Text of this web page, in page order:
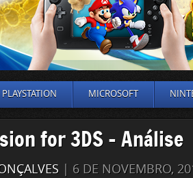
PLAYSTATION MICROSOFT
for 3DS – Análise
| 6 DE NOVEMBRO,